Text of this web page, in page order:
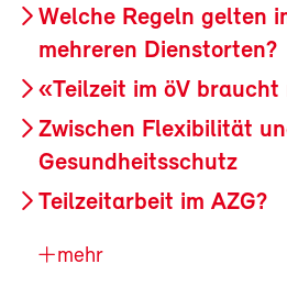
Welche Regeln gelten
mehreren Dienstorten?
«Teilzeit im öV braucht
Zwischen Flexibilität
Gesundheitsschutz
Teilzeitarbeit im AZG?
mehr